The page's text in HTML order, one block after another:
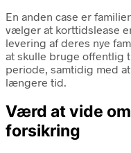
En anden case er
vælger at korttidslease
levering af deres nye
at skulle bruge offentlig
periode, samtidig med
længere tid.
Værd at vide
forsikring